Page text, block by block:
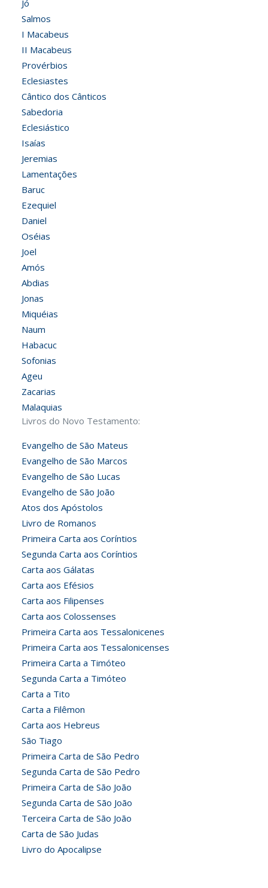
Jó
Salmos
I Macabeus
II Macabeus
Provérbios
Eclesiastes
Cântico dos Cânticos
Sabedoria
Eclesiástico
Isaías
Jeremias
Lamentações
Baruc
Ezequiel
Daniel
Oséias
Joel
Amós
Abdias
Jonas
Miquéias
Naum
Habacuc
Sofonias
Ageu
Zacarias
Malaquias
Livros do Novo Testamento:
Evangelho de São Mateus
Evangelho de São Marcos
Evangelho de São Lucas
Evangelho de São João
Atos dos Apóstolos
Livro de Romanos
Primeira Carta aos Coríntios
Segunda Carta aos Coríntios
Carta aos Gálatas
Carta aos Efésios
Carta aos Filipenses
Carta aos Colossenses
Primeira Carta aos Tessalonicenes
Primeira Carta aos Tessalonicenses
Primeira Carta a Timóteo
Segunda Carta a Timóteo
Carta a Tito
Carta a Filêmon
Carta aos Hebreus
São Tiago
Primeira Carta de São Pedro
Segunda Carta de São Pedro
Primeira Carta de São João
Segunda Carta de São João
Terceira Carta de São João
Carta de São Judas
Livro do Apocalipse